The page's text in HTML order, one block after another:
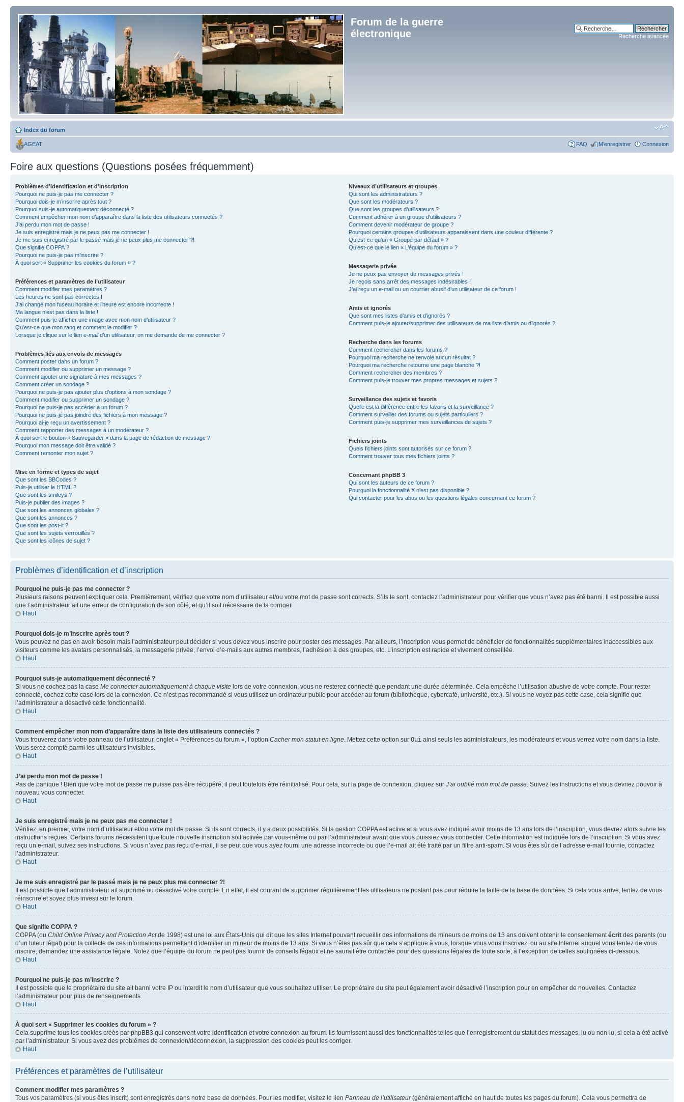
Forum de la guerre
électronique
Recherche avancée
Index du forum
AGEAT FAQ M’enregistrer Connexion
Foire aux questions (Questions posées fréquemment)
Problèmes d’identification et d’inscription
Pourquoi ne puis-je pas me connecter ?
Pourquoi dois-je m’inscrire après tout ?
Pourquoi suis-je automatiquement déconnecté ?
Comment empêcher mon nom d’apparaître dans la liste des utilisateurs connectés ?
J’ai perdu mon mot de passe !
Je suis enregistré mais je ne peux pas me connecter !
Je me suis enregistré par le passé mais je ne peux plus me connecter ?!
Que signifie COPPA ?
Pourquoi ne puis-je pas m’inscrire ?
À quoi sert « Supprimer les cookies du forum » ?
Préférences et paramètres de l’utilisateur
Comment modifier mes paramètres ?
Les heures ne sont pas correctes !
J’ai changé mon fuseau horaire et l’heure est encore incorrecte !
Ma langue n’est pas dans la liste !
Comment puis-je afficher une image avec mon nom d’utilisateur ?
Qu’est-ce que mon rang et comment le modifier ?
Lorsque je clique sur le lien e-maild’un utilisateur, on me demande de me connecter ?
Problèmes liés aux envois de messages
Comment poster dans un forum ?
Comment modifier ou supprimer un message ?
Comment ajouter une signature à mes messages ?
Comment créer un sondage ?
Pourquoi ne puis-je pas ajouter plus d’options à mon sondage ?
Comment modifier ou supprimer un sondage ?
Pourquoi ne puis-je pas accéder à un forum ?
Pourquoi ne puis-je pas joindre des fichiers à mon message ?
Pourquoi ai-je reçu un avertissement ?
Comment rapporter des messages à un modérateur ?
À quoi sert le bouton « Sauvegarder » dans la page de rédaction de message ?
Pourquoi mon message doit être validé ?
Comment remonter mon sujet ?
Mise en forme et types de sujet
Que sont les BBCodes ?
Puis-je utiliser le HTML ?
Que sont les smileys ?
Puis-je publier des images ?
Que sont les annonces globales ?
Que sont les annonces ?
Que sont les post-it ?
Que sont les sujets verrouillés ?
Que sont les icônes de sujet ?
Niveaux d’utilisateurs et groupes
Qui sont les administrateurs ?
Que sont les modérateurs ?
Que sont les groupes d’utilisateurs ?
Comment adhérer à un groupe d’utilisateurs ?
Comment devenir modérateur de groupe ?
Pourquoi certains groupes d’utilisateurs apparaissent dans une couleur différente ?
Qu’est-ce qu’un « Groupe par défaut » ?
Qu’est-ce que le lien « L’équipe du forum » ?
Messagerie privée
Je ne peux pas envoyer de messages privés !
Je reçois sans arrêt des messages indésirables !
J’ai reçu un e-mail ou un courrier abusif d’un utilisateur de ce forum !
Amis et ignorés
Que sont mes listes d’amis et d’ignorés ?
Comment puis-je ajouter/supprimer des utilisateurs de ma liste d’amis ou d’ignorés ?
Recherche dans les forums
Comment rechercher dans les forums ?
Pourquoi ma recherche ne renvoie aucun résultat ?
Pourquoi ma recherche retourne une page blanche ?!
Comment rechercher des membres ?
Comment puis-je trouver mes propres messages et sujets ?
Surveillance des sujets et favoris
Quelle est la différence entre les favoris et la surveillance ?
Comment surveiller des forums ou sujets particuliers ?
Comment puis-je supprimer mes surveillances de sujets ?
Fichiers joints
Quels fichiers joints sont autorisés sur ce forum ?
Comment trouver tous mes fichiers joints ?
Concernant phpBB 3
Qui sont les auteurs de ce forum ?
Pourquoi la fonctionnalité X n’est pas disponible ?
Qui contacter pour les abus ou les questions légales concernant ce forum ?
Problèmes d’identification et d’inscription
Pourquoi ne puis-je pas me connecter ?
Plusieurs raisons peuvent expliquer cela. Premièrement, vérifiez que votre nom d’utilisateur et/ou votre mot de passe sont corrects. S’ils le sont, contactez l’administrateur pour vérifier que vous n’avez pas été banni. Il est possible aussi
que l’administrateur ait une erreur de configuration de son côté, et qu’il soit nécessaire de la corriger.
Haut
Pourquoi dois-je m’inscrire après tout ?
Vous pouvez ne pas en avoir besoin mais l’administrateur peut décider si vous devez vous inscrire pour poster des messages. Par ailleurs, l’inscription vous permet de bénéficier de fonctionnalités supplémentaires inaccessibles aux
visiteurs comme les avatars personnalisés, la messagerie privée, l’envoi d’e-mails aux autres membres, l’adhésion à des groupes, etc. L’inscription est rapide et vivement conseillée.
Haut
Pourquoi suis-je automatiquement déconnecté ?
Si vous ne cochez pas la case Me connecter automatiquement à chaque visite lors de votre connexion, vous ne resterez connecté que pendant une durée déterminée. Cela empêche l’utilisation abusive de votre compte. Pour rester
connecté, cochez cette case lors de la connexion. Ce n’est pas recommandé si vous utilisez un ordinateur public pour accéder au forum (bibliothèque, cybercafé, université, etc.). Si vous ne voyez pas cette case, cela signifie que
l’administrateur a désactivé cette fonctionnalité.
Haut
Comment empêcher mon nom d’apparaître dans la liste des utilisateurs connectés ?
Vous trouverez dans votre panneau de l’utilisateur, onglet « Préférences du forum », l’option Cacher mon statut en ligne. Mettez cette option sur Oui ainsi seuls les administrateurs, les modérateurs et vous verrez votre nom dans la liste.
Vous serez compté parmi les utilisateurs invisibles.
Haut
J’ai perdu mon mot de passe !
Pas de panique ! Bien que votre mot de passe ne puisse pas être récupéré, il peut toutefois être réinitialisé. Pour cela, sur la page de connexion, cliquez sur J’ai oublié mon mot de passe. Suivez les instructions et vous devriez pouvoir à
nouveau vous connecter.
Haut
Je suis enregistré mais je ne peux pas me connecter !
Vérifiez, en premier, votre nom d’utilisateur et/ou votre mot de passe. Si ils sont corrects, il y a deux possibilités. Si la gestion COPPA est active et si vous avez indiqué avoir moins de 13 ans lors de l’inscription, vous devrez alors suivre les
instructions reçues. Certains forums nécessitent que toute nouvelle inscription soit activée par vous-même ou par l’administrateur avant que vous puissiez vous connecter. Cette information est indiquée lors de l’inscription. Si vous avez
reçu un e-mail, suivez ses instructions. Si vous n’avez pas reçu d’e-mail, il se peut que vous ayez fourni une adresse incorrecte ou que l’e-mail ait été traité par un filtre anti-spam. Si vous êtes sûr de l’adresse e-mail fournie, contactez
l’administrateur.
Haut
Je me suis enregistré par le passé mais je ne peux plus me connecter ?!
Il est possible que l’administrateur ait supprimé ou désactivé votre compte. En effet, il est courant de supprimer régulièrement les utilisateurs ne postant pas pour réduire la taille de la base de données. Si cela vous arrive, tentez de vous
réinscrire et soyez plus investi sur le forum.
Haut
Que signifie COPPA ?
COPPA (ou Child Online Privacy and Protection Actde 1998) est une loi aux États-Unis qui dit que les sites Internet pouvant recueillir des informations de mineurs de moins de 13 ans doivent obtenir le consentementécrit des parents (ou
d’un tuteur légal) pour la collecte de ces informations permettant d’identifier un mineur de moins de 13 ans. Si vous n’êtes pas sûr que cela s’applique à vous, lorsque vous vous inscrivez, ou au site Internet auquel vous tentez de vous
inscrire, demandez une assistance légale. Notez que l’équipe du forum ne peut pas fournir de conseils légaux et ne saurait être contactée pour des questions légales de toute sorte, à l’exception de celles soulignées ci-dessous.
Haut
Pourquoi ne puis-je pas m’inscrire ?
Il est possible que le propriétaire du site ait banni votre IP ou interdit le nom d’utilisateur que vous souhaitez utiliser. Le propriétaire du site peut également avoir désactivé l’inscription pour en empêcher de nouvelles. Contactez
l’administrateur pour plus de renseignements.
Haut
À quoi sert « Supprimer les cookies du forum » ?
Cela supprime tous les cookies créés par phpBB3 qui conservent votre identification et votre connexion au forum. Ils fournissent aussi des fonctionnalités telles que l’enregistrement du statut des messages, lu ou non-lu, si cela a été activé
par l’administrateur. Si vous avez des problèmes de connexion/déconnexion, la suppression des cookies peut les corriger.
Haut
Préférences et paramètres de l’utilisateur
Comment modifier mes paramètres ?
Tous vos paramètres (si vous êtes inscrit) sont enregistrés dans notre base de données. Pour les modifier, visitez le lien Panneau de l’utilisateur(généralement affiché en haut de toutes les pages du forum). Cela vous permettra de